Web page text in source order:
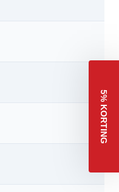
5% KORTING